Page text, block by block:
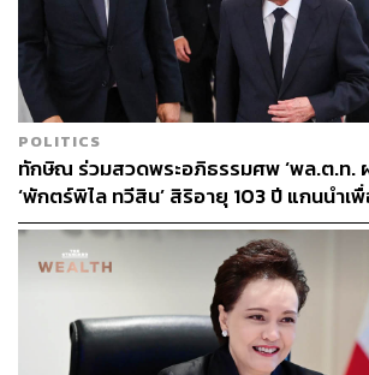
ส่วนพรรคประชาธิปัตย์ส่งชื่อมาหรือไม่นั้น
ขณะนี้ยังไม่ได้ติดตามว่าพรรคอื่นส่งรายชื่อ
มอบหมายให้ นพ.พรหมินทร์ เป็นผู้รวบรวม
ขณะนี้ยังเป็นเพียงการพูดคุยภายในพรรค
ภูมิธรรมยังปฏิเสธที่จะกล่าวถึงกรณีที่ พล.อ.
สุวรรณ หัวหน้าพรรคพลังประชารัฐ ต่อสา
วัตร อดีตนายกรัฐมนตรี ส่วนจะพูดคุยกับค
ระดับใดก็ขึ้นอยู่กับพูดคุยถูกช่องทางหรือไ
ผู้ที่ไม่มีอำนาจตัดสินใจก็จะไม่มีความชัดเ
นายกรัฐมนตรีตั้งใจตั้งใครเป็นผู้ประสานง
ประสานกับผู้นั้น
POLITICS
ทักษิณ ร่วมสวดพระอภิธรรมศพ ‘พล.ต.ท.
‘พักตร์พิไล ทวีสิน’ สิริอายุ 103 ปี แกนนำเ
หลากวงการร่วมอาลัย